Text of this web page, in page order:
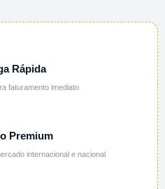
Rápida
faturamento imediato
Premium
internacional e nacional